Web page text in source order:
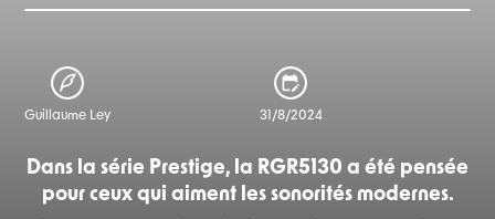
Guillaume Ley 31/8/2024
Dans la série Prestige, la RGR5130 a été pensée
pour ceux qui aiment les sonorités modernes.